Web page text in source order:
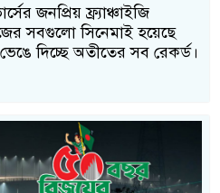
জনপ্রিয় ফ্র্যাঞ্চাইজি
সবগুলো সিনেমাই হয়েছে
দিচ্ছে অতীতের সব রেকর্ড।